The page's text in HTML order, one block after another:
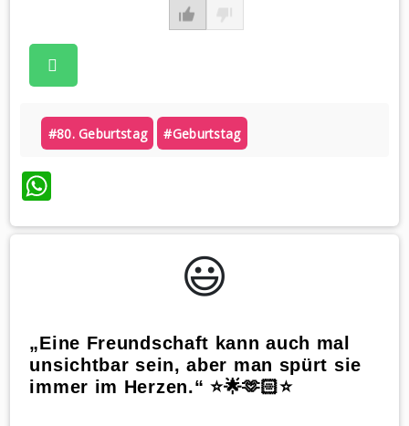
#80. Geburtstag #geburtstag
WhatsApp
😃️
„Eine Freundschaft kann auch mal
unsichtbar sein, aber man spürt sie
immer im Herzen.“ ⭐️🌟🫶🏻⭐️